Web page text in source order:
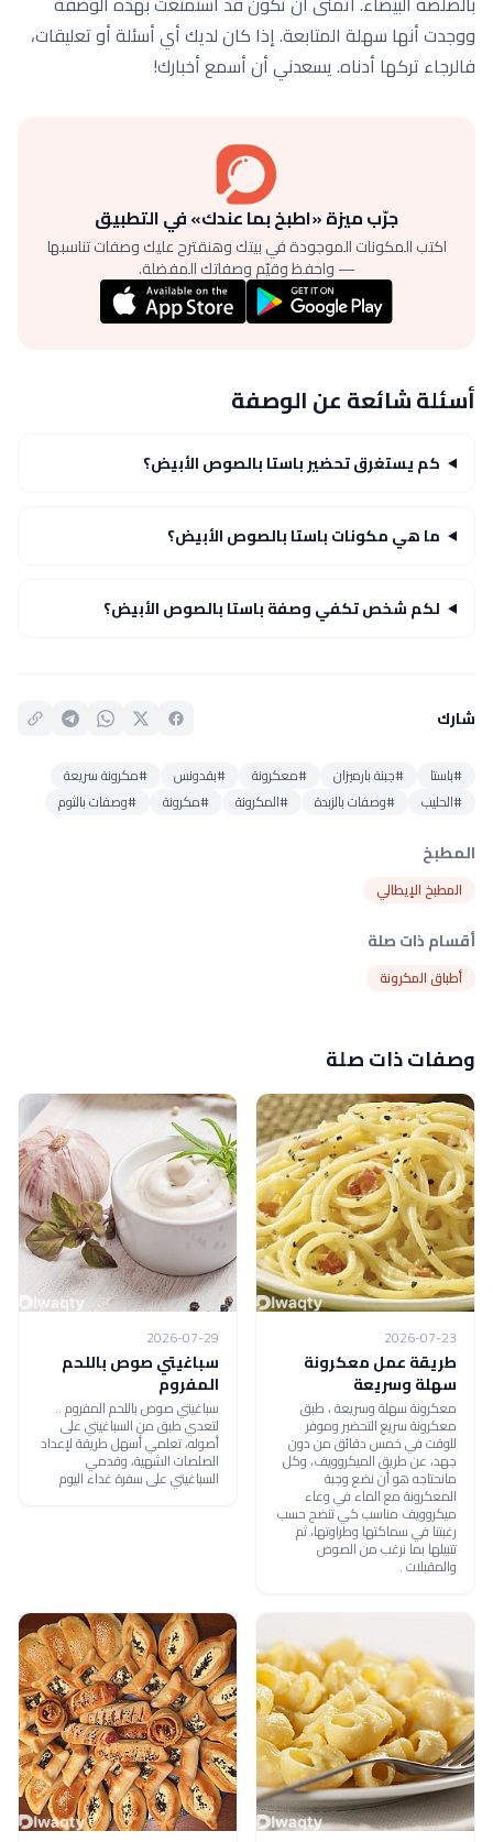
ووجدت أنها سهلة المتابعة. إذا كان لديك أي أسئلة أو تعليقات،
فالرجاء تركها أدناه. يسعدني أن أسمع أخبارك!
جرّب ميزة «اطبخ بما عندك» في التطبيق
اكتب المكونات الموجودة في بيتك وهنقترح عليك وصفات تناسبها
— واحفظ وقيّم وصفاتك المفضلة.
أسئلة شائعة عن الوصفة
كم يستغرق تحضير باستا بالصوص الأبيض؟
ما هي مكونات باستا بالصوص الأبيض؟
لكم شخص تكفي وصفة باستا بالصوص الأبيض؟
شارك
#باستا #جبنة بارميزان #معكرونة #بقدونس
#مكرونة سريعة
#الحليب
#وصفات بالزبدة #المكرونة #مكرونة #وصفات بالثوم
المطبخ
المطبخ الإيطالي
أقسام ذات صلة
أطباق المكرونة
وصفات ذات صلة
2026-07-23
طريقة عمل معكرونة
سهلة وسريعة
معكرونة سهلة وسريعة ، طبق
معكرونة سريع التحضير وموفر
للوقت في خمس دقائق من دون
جهد، عن طريق الميكروويف، وكل
مانحتاجه هو أن نضع وجبة
المعكرونة مع الماء في وعاء
ميكروويف مناسب كي تنضج حسب
رغبتنا في سماكتها وطراوتها، ثم
تتبيلها بما نرغب من الصوص
والمقبلات .
2026-07-29
سباغيتي صوص باللحم
المفروم
سباغيتي صوص باللحم المفروم ..
لتعدي طبق من السباغيتي على
أصوله، تعلمي أسهل طريقة لإعداد
الصلصات الشهية، وقدمي
السباغيتي على سفرة غداء اليوم